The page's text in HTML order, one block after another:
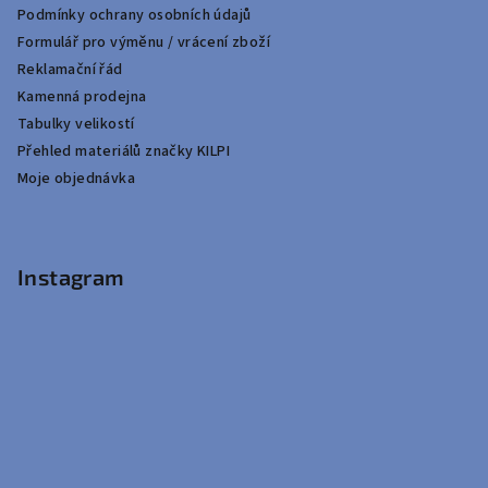
Podmínky ochrany osobních údajů
Formulář pro výměnu / vrácení zboží
Reklamační řád
Kamenná prodejna
Tabulky velikostí
Přehled materiálů značky KILPI
Moje objednávka
Instagram